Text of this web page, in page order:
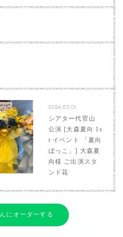
2026.03.01
シアター代官山
公演 [大森夏向 1s
t イベント 「夏向
ぼっこ」] 大森夏
向様 ご出演スタ
ンド花
にオーダーする